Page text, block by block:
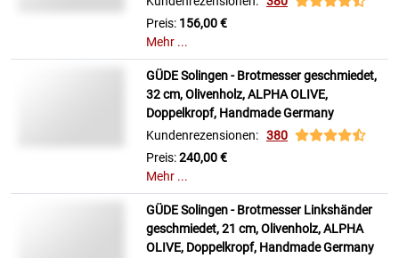
Preis: 156,00 €
Mehr ...
GÜDE Solingen - Brotmesser geschmiedet,
32 cm, Olivenholz, ALPHA OLIVE,
Doppelkropf, Handmade Germany
Kundenrezensionen: 380
Preis:240,00 €
Mehr ...
GÜDE Solingen - Brotmesser Linkshänder
geschmiedet, 21 cm, Olivenholz, ALPHA
OLIVE, Doppelkropf, Handmade Germany